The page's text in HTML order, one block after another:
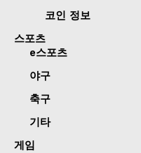
코인 정보
스포츠
e스포츠
야구
축구
기타
게임